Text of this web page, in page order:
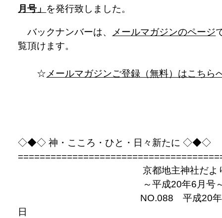
月号」 を発行致しました。
バックナンバーは、 メールマガジンのページ
覧頂けます。
☆ メールマガジンご登録（無料）はこちら
◇◆◇ 神・こころ・ひと・日々新たに ◇◆◇
京都地主神社だよ
～平成20年6月号
NO.088 平成20年6
日